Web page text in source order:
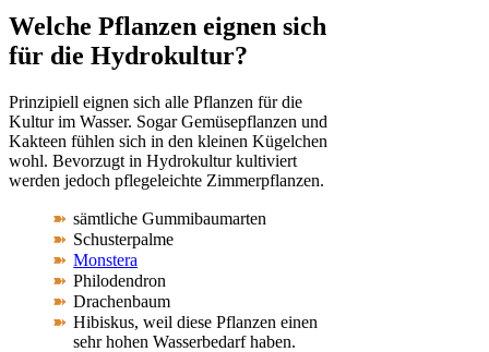
Welche Pflanzen eignen sich
für die Hydrokultur?
Prinzipiell eignen sich alle Pflanzen für die
Kultur im Wasser. Sogar Gemüsepflanzen und
Kakteen fühlen sich in den kleinen Kügelchen
wohl. Bevorzugt in Hydrokultur kultiviert
werden jedoch pflegeleichte Zimmerpflanzen.
sämtliche Gummibaumarten
Schusterpalme
Monstera
Philodendron
Drachenbaum
Hibiskus, weil diese Pflanzen einen
sehr hohen Wasserbedarf haben.